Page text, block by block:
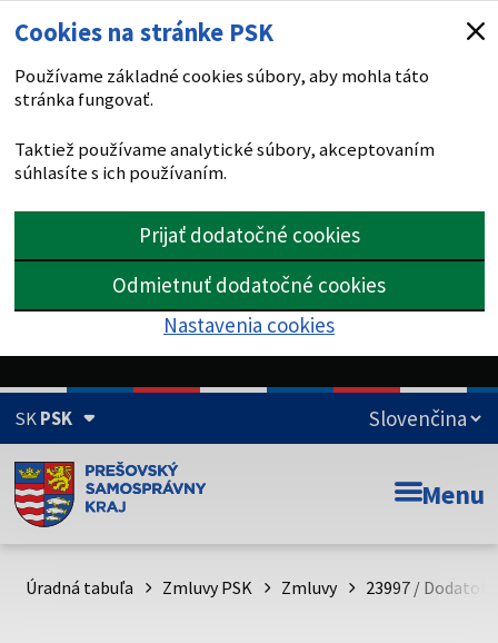
Cookies na stránke PSK
Používame základné cookies súbory, aby mohla táto
stránka fungovať.
Taktiež používame analytické súbory, akceptovaním
súhlasíte s ich používaním.
Prijať dodatočné cookies
Odmietnuť dodatočné cookies
Nastavenia cookies
SKPSK
Doména psk.sk je oficiálna
Toto je oficiálna webová stránka Prešovského
psk.sk.
Menu
Úradná tabuľa Zmluvy PSK Zmluvy 23997 /